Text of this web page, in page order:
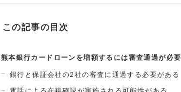
この記事の目次
熊本銀行カードローンを増額するには審査通過が必要
銀行と保証会社の2社の審査に通過する必要がある
電話による在籍確認が実施される可能性がある